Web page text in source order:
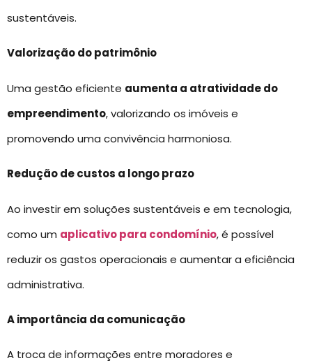
sustentáveis.
Valorização do patrimônio
Uma gestão eficiente aumenta a atratividade do
empreendimento, valorizando os imóveis e
promovendo uma convivência harmoniosa.
Redução de custos a longo prazo
Ao investir em soluções sustentáveis e em tecnologia,
como um aplicativo para condomínio, é possível
reduzir os gastos operacionais e aumentar a eficiência
administrativa.
A importância da comunicação
A troca de informações entre moradores e